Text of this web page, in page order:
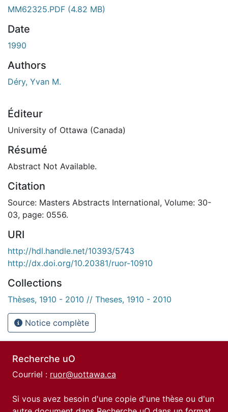
MM62325.PDF (4.82 MB)
Date
1990
Authors
Déry, Yvan M.
Éditeur
University of Ottawa (Canada)
Résumé
Abstract Not Available.
Citation
Source: Masters Abstracts International, Volume: 30-
03, page: 0556.
URI
http://hdl.handle.net/10393/5743
http://dx.doi.org/10.20381/ruor-10910
Collections
Thèses, 1910 - 2010 // Theses, 1910 - 2010
Notice complète
Recherche uO
Courriel : ruor@uottawa.ca
Si vous avez besoin d'une copie d'une thèse ou d'un